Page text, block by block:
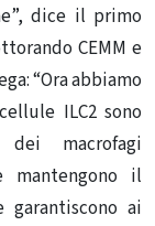
dice il primo
CEMM e
“Ora abbiamo
ILC2 sono
dei macrofagi
mantengono il
ai